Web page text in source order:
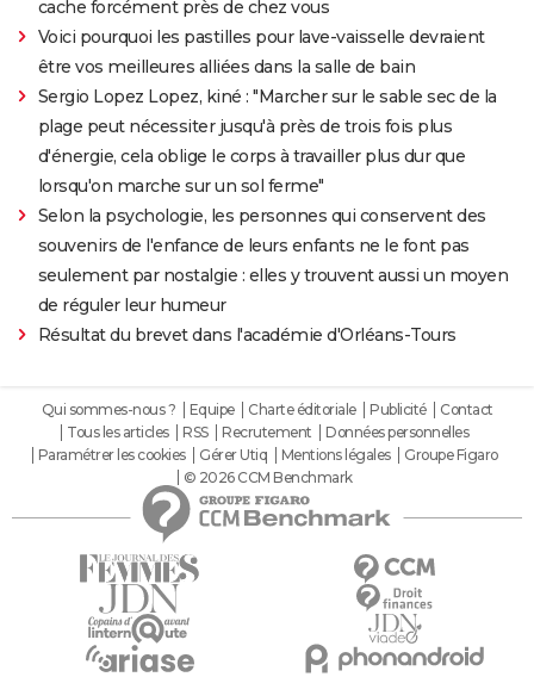
cache forcément près de chez vous
Voici pourquoi les pastilles pour lave-vaisselle devraient
être vos meilleures alliées dans la salle de bain
Sergio Lopez Lopez, kiné : "Marcher sur le sable sec de la
plage peut nécessiter jusqu'à près de trois fois plus
d'énergie, cela oblige le corps à travailler plus dur que
lorsqu'on marche sur un sol ferme"
Selon la psychologie, les personnes qui conservent des
souvenirs de l'enfance de leurs enfants ne le font pas
seulement par nostalgie : elles y trouvent aussi un moyen
de réguler leur humeur
Résultat du brevet dans l'académie d'Orléans-Tours
Qui sommes-nous ? Equipe Charte éditoriale Publicité
Contact
Tous les articles
RSS Recrutement
Données personnelles
Paramétrer les cookies
Gérer Utiq Mentions légales
Groupe Figaro
© 2026 CCM Benchmark